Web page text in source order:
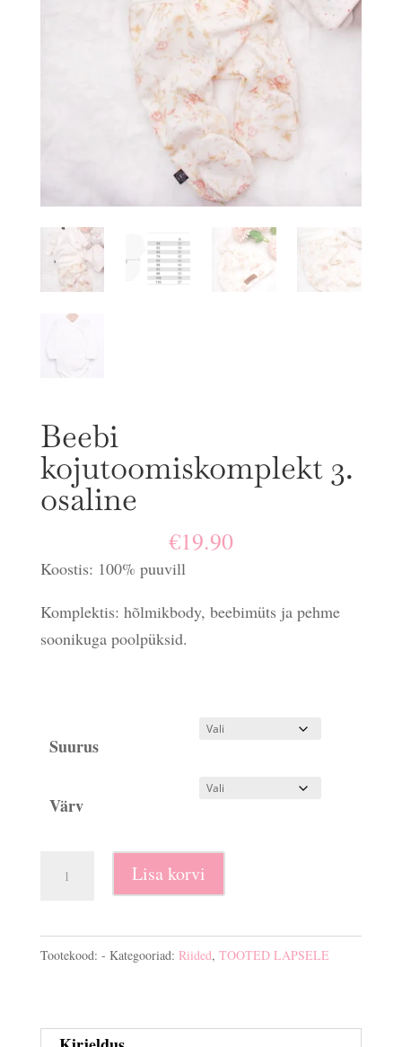
Beebi
kojutoomiskomplekt 3.
osaline
€19.90
Koostis: 100% puuvill
Komplektis: hõlmikbody, beebimüts ja pehme
soonikuga poolpüksid.
Suurus
Värv
kojutoomiskomplekt
Lisa korvi
Tootekood: - Kategooriad: Riided, TOOTED LAPSELE